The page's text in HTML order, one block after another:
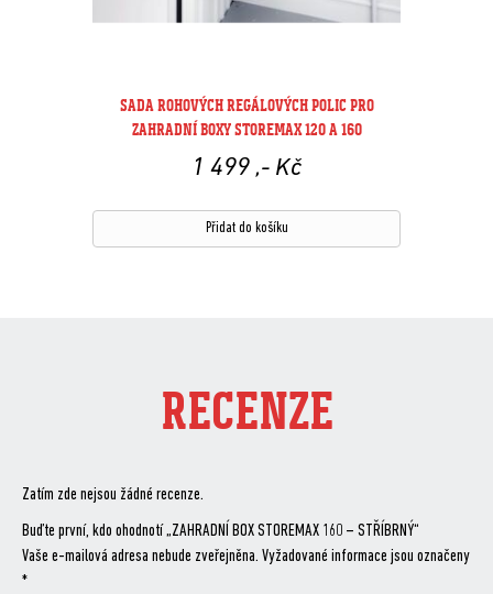
SADA ROHOVÝCH REGÁLOVÝCH POLIC PRO
ZAHRADNÍ BOXY STOREMAX 120 A 160
1 499 ,- Kč
Přidat do košíku
RECENZE
Zatím zde nejsou žádné recenze.
Buďte první, kdo ohodnotí „ZAHRADNÍ BOX STOREMAX 160 – STŘÍBRNÝ“
Vaše e-mailová adresa nebude zveřejněna. Vyžadované informace jsou označeny
*